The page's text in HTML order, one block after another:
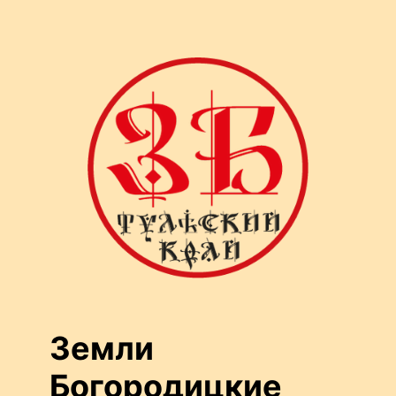
Земли
Богородицкие